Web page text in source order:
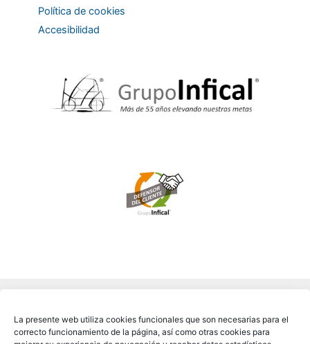
La presente web utiliza cookies funcionales que son necesarias para el
correcto funcionamiento de la página, así como otras cookies para
Política de cookies
Accesibilidad